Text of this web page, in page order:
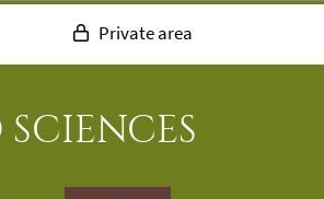
Private area